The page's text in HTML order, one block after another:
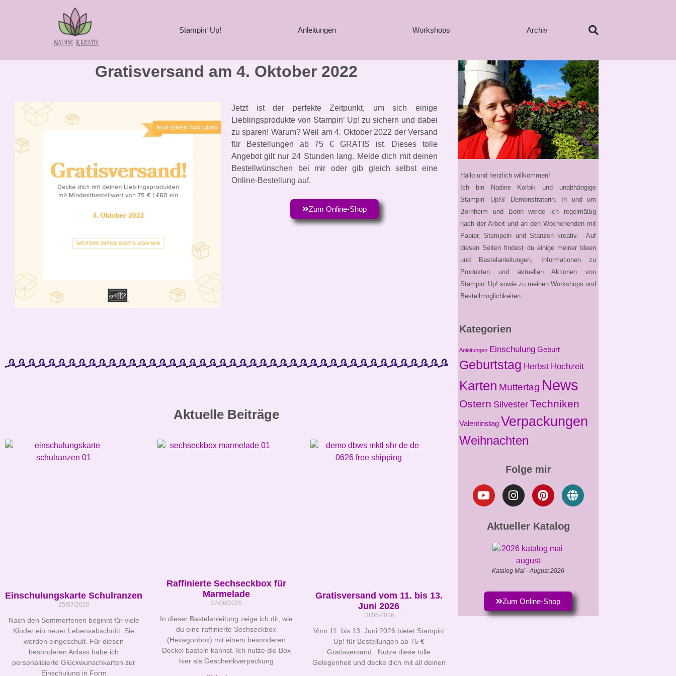
Stampin‘ Up! Anleitungen Workshops Archiv
Gratisversand am 4. Oktober 2022
Jetzt ist der perfekte Zeitpunkt, um sich einige
Lieblingsprodukte von Stampin’ Up! zu sichern und dabei
zu sparen! Warum? Weil am 4. Oktober 2022 der Versand
für Bestellungen ab 75 € GRATIS ist. Dieses tolle
Angebot gilt nur 24 Stunden lang. Melde dich mit deinen
Bestellwünschen bei mir oder gib gleich selbst eine
Online-Bestellung auf.
Zum Online-Shop
Aktuelle Beiträge
Einschulungskarte Schulranzen
25/07/2026
Nach den Sommerferien beginnt für viele
Kinder ein neuer Lebensabschnitt: Sie
werden eingeschult. Für diesen
besonderen Anlass habe ich
personalisierte Glückwunschkarten zur
Einschulung in Form
Raffinierte Sechseckbox für
Marmelade
27/06/2026
In dieser Bastelanleitung zeige ich dir, wie
du eine raffinierte Sechseckbox
(Hexagonbox) mit einem besonderen
Deckel basteln kannst. Ich nutze die Box
hier als Geschenkverpackung
Gratisversand vom 11. bis 13.
Juni 2026
10/06/2026
Vom 11. bis 13. Juni 2026 bietet Stampin‘
Up! für Bestellungen ab 75 €
Gratisversand. Nutze diese tolle
Gelegenheit und decke dich mit all deinen
Hallo und herzlich willkommen!
Ich bin Nadine Korbik und unabhängige
Stampin‘ Up!® Demonstratorin. In und um
Bornheim und Bonn werde ich regelmäßig
nach der Arbeit und an den Wochenenden mit
Papier, Stempeln und Stanzen kreativ. Auf
diesen Seiten findest du einige meiner Ideen
und Bastelanleitungen, Informationen zu
Produkten und aktuellen Aktionen von
Stampin‘ Up! sowie zu meinen Workshops und
Bestellmöglichkeiten.
Kategorien
Anleitungen Einschulung Geburt
Geburtstag Herbst Hochzeit
Karten Muttertag News
Ostern Silvester Techniken
Valentinstag Verpackungen
Weihnachten
Folge mir
Aktueller Katalog
Katalog Mai - August 2026
Zum Online-Shop